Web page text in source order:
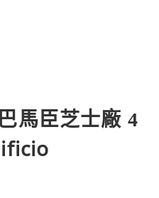
馬臣芝士廠 4